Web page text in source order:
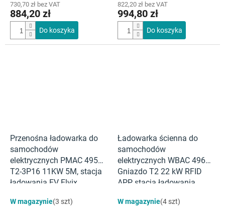
730,70 zł bez VAT
884,20 zł
Do koszyka
822,20 zł bez VAT
994,80 zł
Do koszyka
Przenośna ładowarka do
samochodów
elektrycznych PMAC 4950
T2-3P16 11KW 5M, stacja
ładowania EV Elvix
W magazynie(3 szt)
Ładowarka ścienna do
samochodów
elektrycznych WBAC 4968
Gniazdo T2 22 kW RFID
APP, stacja ładowania
Elvix
W magazynie(4 szt)